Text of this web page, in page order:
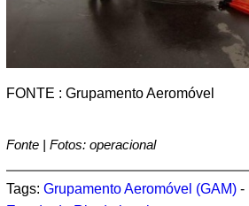
FONTE : Grupamento Aeromóvel
Fonte | Fotos: operacional
Tags: Grupamento Aeromóvel (GAM) -